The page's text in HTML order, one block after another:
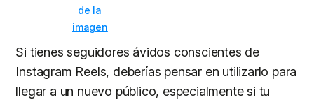
de la
imagen
Si tienes seguidores ávidos conscientes de
Instagram Reels, deberías pensar en utilizarlo para
llegar a un nuevo público, especialmente si tu